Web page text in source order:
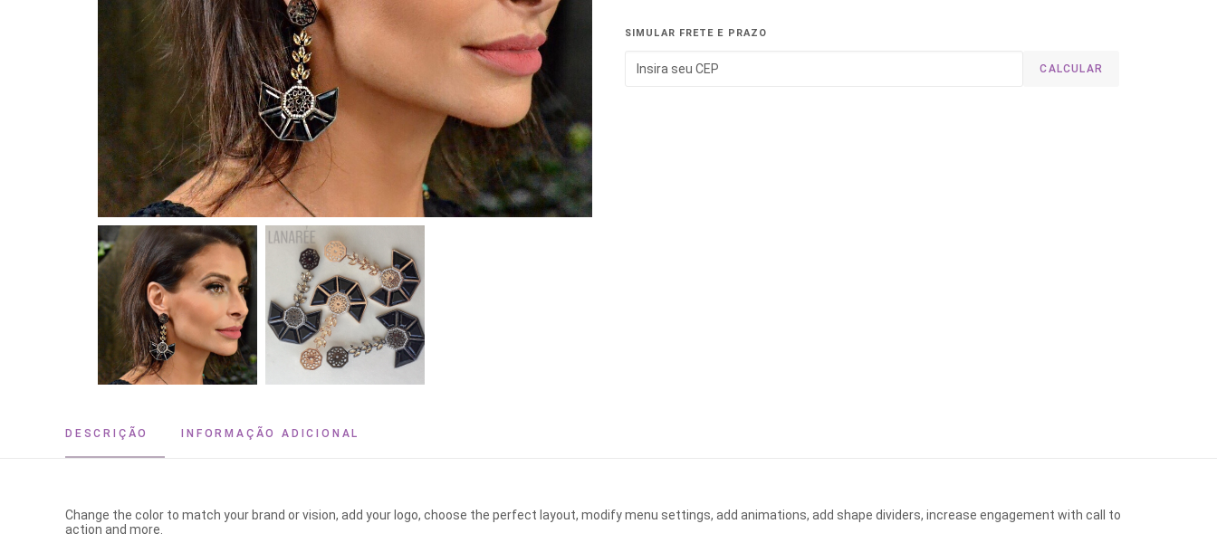
SIMULAR FRETE E PRAZO
CALCULAR
DESCRIÇÃO INFORMAÇÃO ADICIONAL
Change the color to match your brand or vision, add your logo, choose the perfect layout, modify menu settings, add animations, add shape dividers, increase engagement with call to
action and more.